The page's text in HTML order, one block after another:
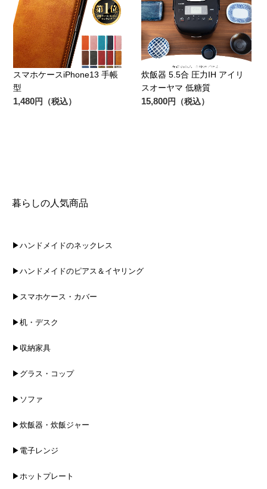
スマホケースiPhone13 手帳
型
1,480円（税込）
炊飯器 5.5合 圧力IH アイリ
スオーヤマ 低糖質
15,800円（税込）
暮らしの人気商品
▶ハンドメイドのネックレス
▶ハンドメイドのピアス＆イヤリング
▶スマホケース・カバー
▶机・デスク
▶収納家具
▶グラス・コップ
▶ソファ
▶炊飯器・炊飯ジャー
▶電子レンジ
▶ホットプレート